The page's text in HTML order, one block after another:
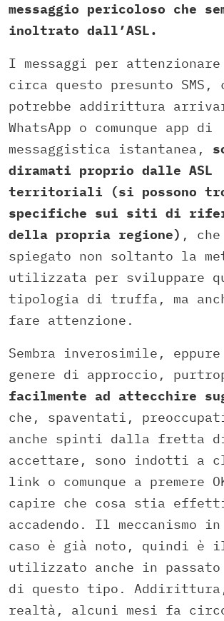
messaggio pericoloso che
inoltrato dall’ASL.
I messaggi per
circa questo presunto SMS,
potrebbe addirittura
WhatsApp o comunque app di
messaggistica istantanea,
diramati proprio dalle ASL
territoriali (si possono
specifiche sui siti di
della propria regione) , che
spiegato non soltanto la
utilizzata per sviluppare
tipologia di truffa, ma
fare attenzione.
Sembra inverosimile,
genere di approccio,
facilmente ad attecchire
che, spaventati,
anche spinti dalla fretta
accettare, sono indotti a
link o comunque a premere
capire che cosa stia
accadendo. Il meccanismo
caso è già noto, quindi è il
utilizzato anche in
di questo tipo.
realtà, alcuni mesi fa